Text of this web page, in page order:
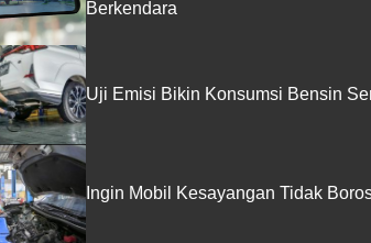
Berkendara
Uji Emisi Bikin Konsumsi Bensin
Ingin Mobil Kesayangan Tidak